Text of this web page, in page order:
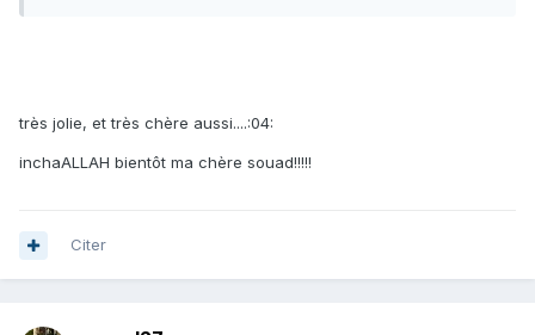
très jolie, et très chère aussi....:04:
inchaALLAH bientôt ma chère souad!!!!!
Citer